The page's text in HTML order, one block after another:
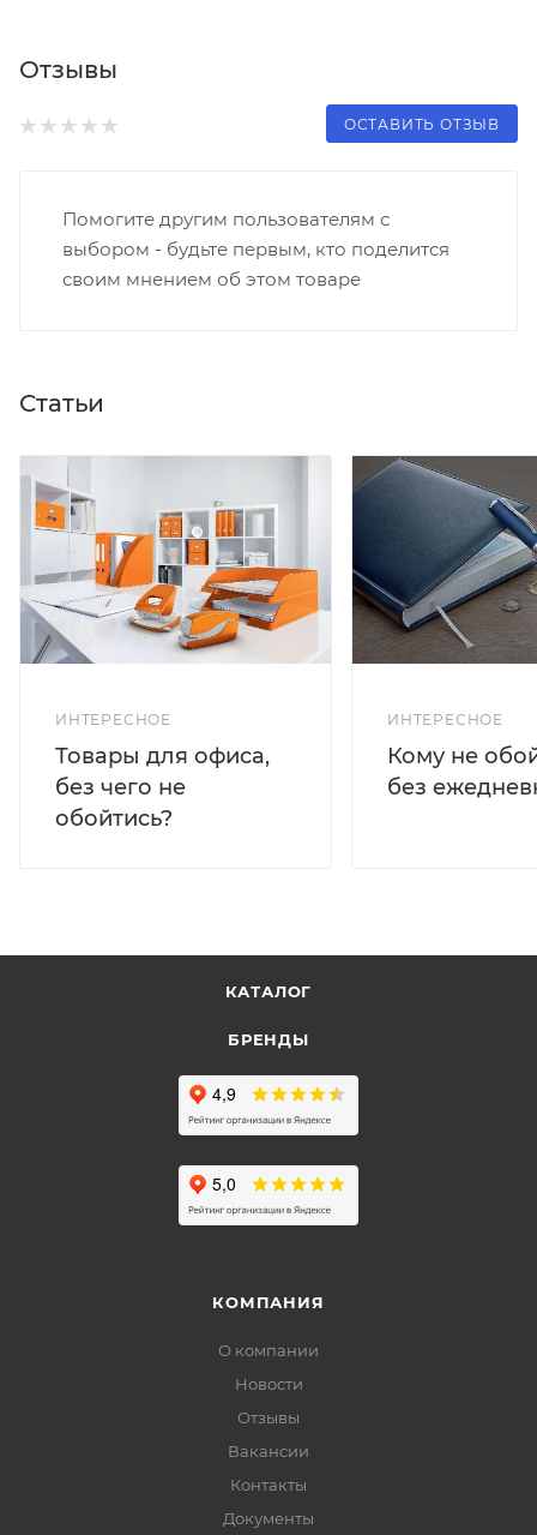
Отзывы
ОСТАВИТЬ ОТЗЫВ
Помогите другим пользователям с
выбором - будьте первым, кто поделится
своим мнением об этом товаре
Статьи
ИНТЕРЕСНОЕ
Товары для офиса,
без чего не
обойтись?
ИНТЕРЕСНОЕ
Кому не
без
КАТАЛОГ
БРЕНДЫ
КОМПАНИЯ
О компании
Новости
Отзывы
Вакансии
Контакты
Документы